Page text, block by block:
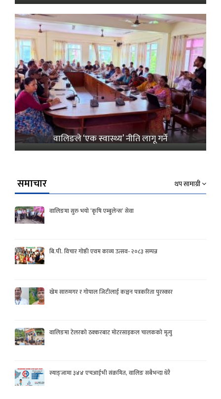
वालिङले ‘एक स्वास्थ्य’ नीति लागू गर्ने
समाचार थप सामाग्री
वालिङमा सुरु भयो ‘कृषि एम्बुलेन्स’ सेवा
बि.पी. विचार गोष्ठी एवम काव्य उत्सव- २०८३ सम्पन्न
खेम सारुमगर र गोपाल जिटीलाई कञ्चन पत्रकरिता पुरस्कार
वालिङमा टेलरको ठक्करबाट मोटरसाइकल चालकको मृत्यु
स्याङ्जामा ३४४ एचआईभी संक्रमित, वालिङ सबैभन्दा धेरै